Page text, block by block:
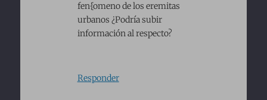
fen{omeno de los eremitas
urbanos ¿Podría subir
información al respecto?
Responder